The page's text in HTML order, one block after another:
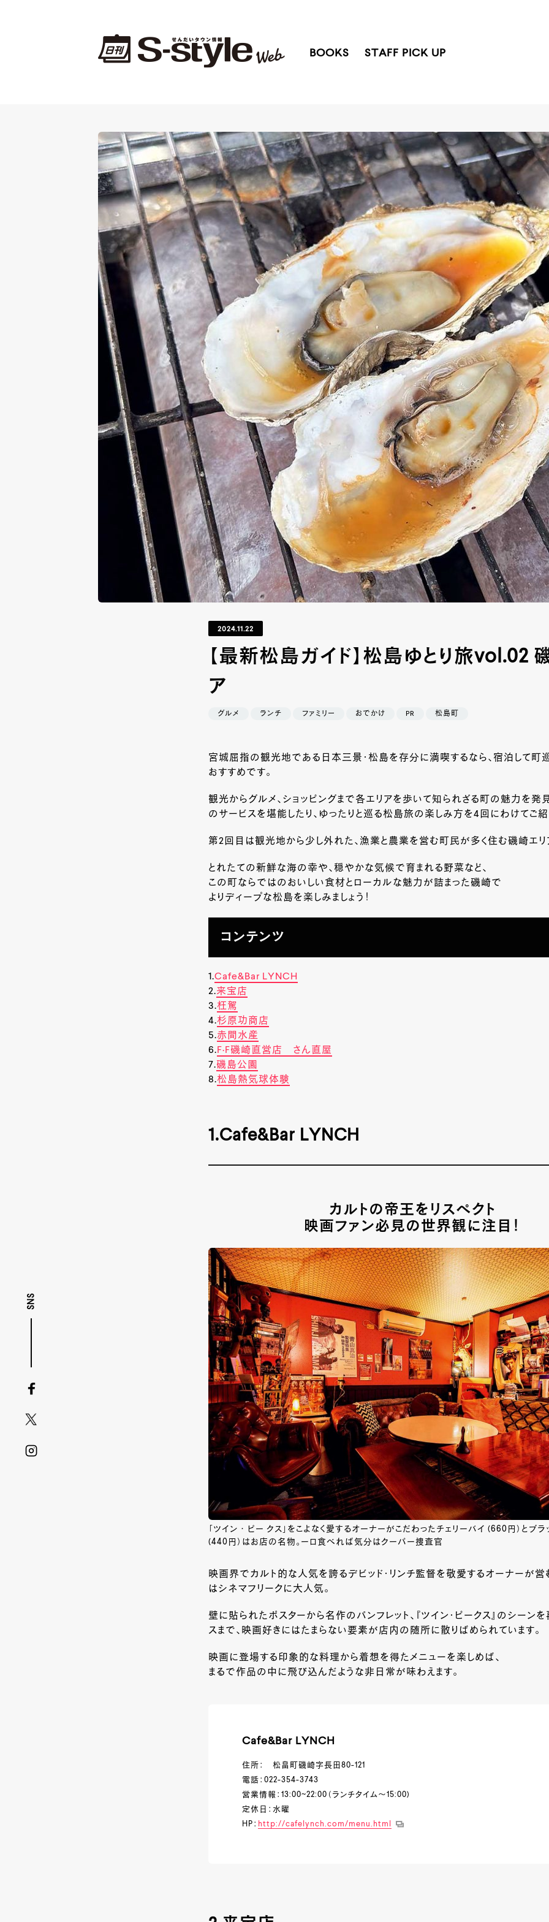
BOOKS STAFF PICK UP
SNS
2024.11.22
【最新松島ガイド】松島ゆとり旅vol.02
ア
グルメ ランチ ファミリー おでかけ PR 松島町
宮城屈指の観光地である日本三景・松島を存分に満喫するなら、宿泊して町
おすすめです。
観光からグルメ、ショッピングまで各エリアを歩いて知られざる町の魅力を発
のサービスを堪能したり、ゆったりと巡る松島旅の楽しみ方を4回にわけてご紹
第2回目は観光地から少し外れた、漁業と農業を営む町民が多く住む磯崎エリ
とれたての新鮮な海の幸や、穏やかな気候で育まれる野菜など、
この町ならではのおいしい食材とローカルな魅力が詰まった磯崎で
よりディープな松島を楽しみましょう！
コンテンツ
1.Cafe&Bar LYNCH
2.来宝店
3.枉駕
4.杉原功商店
5.赤間水産
6.F·F磯崎直営店 さん直屋
7.磯島公園
8.松島熱気球体験
1.Cafe&Bar LYNCH
カルトの帝王をリスペクト
映画ファン必見の世界観に注目！
「ツイン ・ ピー クス」をこよなく愛するオーナーがこだわったチェリーバイ (660円）とブ
(440円）はお店の名物。ーロ食べれば気分はクーパー捜査官
映画界でカルト的な人気を誇るデビッド・リンチ監督を敬愛するオーナーが営
はシネマフリークに大人気。
壁に貼られたポスターから名作のパンフレット、『ツイン・ピークス』のシーン
スまで、映画好きにはたまらない要素が店内の随所に散りばめられています。
映画に登場する印象的な料理から着想を得たメニューを楽しめば、
まるで作品の中に飛び込んだような非日常が味わえます。
Cafe&Bar LYNCH
住所： 松畠町磯崎字長田80-121
電話：022-354-3743
営業情報：13:00~22:00（ランチタイム～15:00)
定休日：水曜
HP： http://cafelynch.com/menu.html